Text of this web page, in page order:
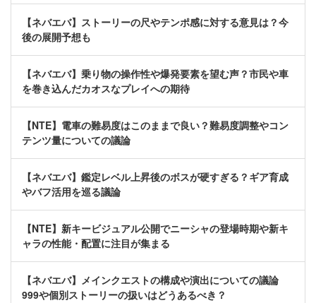
【ネバエバ】ストーリーの尺やテンポ感に対する意見は？今
後の展開予想も
【ネバエバ】乗り物の操作性や爆発要素を望む声？市民や車
を巻き込んだカオスなプレイへの期待
【NTE】電車の難易度はこのままで良い？難易度調整やコン
テンツ量についての議論
【ネバエバ】鑑定レベル上昇後のボスが硬すぎる？ギア育成
やバフ活用を巡る議論
【NTE】新キービジュアル公開でニーシャの登場時期や新キ
ャラの性能・配置に注目が集まる
【ネバエバ】メインクエストの構成や演出についての議論
999や個別ストーリーの扱いはどうあるべき？